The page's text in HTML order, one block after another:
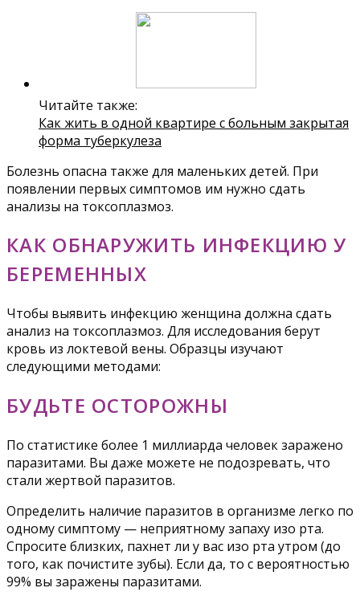
Читайте также:
Как жить в одной квартире с больным закрытая
форма туберкулеза
Болезнь опасна также для маленьких детей. При
появлении первых симптомов им нужно сдать
анализы на токсоплазмоз.
КАК ОБНАРУЖИТЬ ИНФЕКЦИЮ У
БЕРЕМЕННЫХ
Чтобы выявить инфекцию женщина должна сдать
анализ на токсоплазмоз. Для исследования берут
кровь из локтевой вены. Образцы изучают
следующими методами:
БУДЬТЕ ОСТОРОЖНЫ
По статистике более 1 миллиарда человек заражено
паразитами. Вы даже можете не подозревать, что
стали жертвой паразитов.
Определить наличие паразитов в организме легко по
одному симптому — неприятному запаху изо рта.
Спросите близких, пахнет ли у вас изо рта утром (до
того, как почистите зубы). Если да, то с вероятностью
99% вы заражены паразитами.